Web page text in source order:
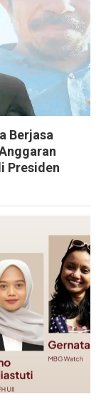
Berjasa
Presiden